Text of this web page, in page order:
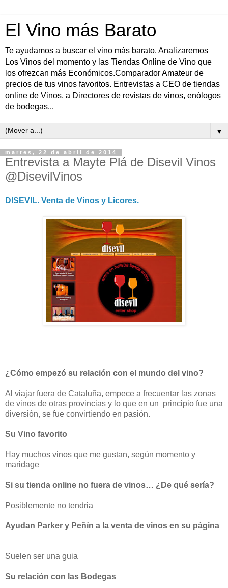
El Vino más Barato
Te ayudamos a buscar el vino más barato. Analizaremos
Los Vinos del momento y las Tiendas Online de Vino que
los ofrezcan más Económicos.Comparador Amateur de
precios de tus vinos favoritos. Entrevistas a CEO de tiendas
online de Vinos, a Directores de revistas de vinos, enólogos
de bodegas...
▼
martes, 22 de abril de 2014
Entrevista a Mayte Plá de Disevil Vinos
@DisevilVinos
DISEVIL. Venta de Vinos y Licores.
¿Cómo empezó su relación con el mundo del vino?
Al viajar fuera de Cataluña, empece a frecuentar las zonas
de vinos de otras provincias y lo que en un principio fue una
diversión, se fue convirtiendo en pasión.
Su Vino favorito
Hay muchos vinos que me gustan, según momento y
maridage
Si su tienda online no fuera de vinos… ¿De qué sería?
Posiblemente no tendria
Ayudan Parker y Peñín a la venta de vinos en su página
Suelen ser una guia
Su relación con las Bodegas